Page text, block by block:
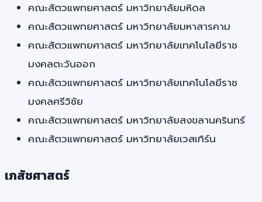
คณะสัตวแพทยศาสตร์ มหาวิทยาลัยมหิดล
คณะสัตวแพทยศาสตร์ มหาวิทยาลัยมหาสารคาม
คณะสัตวแพทยศาสตร์ มหาวิทยาลัยเทคโนโลยีราช
มงคลตะวันออก
คณะสัตวแพทยศาสตร์ มหาวิทยาลัยเทคโนโลยีราช
มงคลศรีวิชัย
คณะสัตวแพทยศาสตร์ มหาวิทยาลัยสงขลานครินทร์
คณะสัตวแพทยศาสตร์ มหาวิทยาลัยเวสเทิร์น
เภสัชศาสตร์